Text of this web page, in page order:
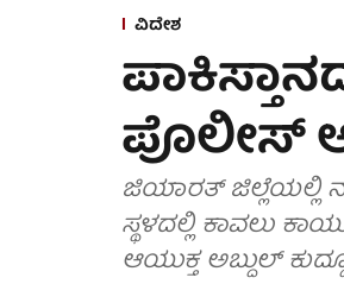
ವಿದೇಶ
ಪೊಲೀಸ್
ಜಿಯಾರತ್ ಜಿಲ್ಲೆಯಲ್ಲಿ
ಸ್ಥಳದಲ್ಲಿ ಕಾವಲು
ಆಯುಕ್ತ ಅಬ್ದುಲ್